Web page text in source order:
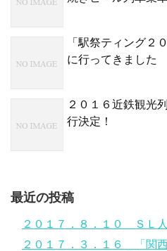
「駅祭ティング
に行ってきました
２０１６近鉄観光
行決定！
最近の投稿
２０１７．８．１０ ＳＬ
２０１７．３．１６ 「関